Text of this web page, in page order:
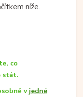
níže.
co
stát.
v jedné